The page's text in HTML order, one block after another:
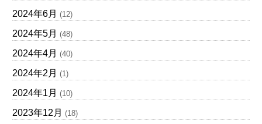
2024年6月 (12)
2024年5月 (48)
2024年4月 (40)
2024年2月 (1)
2024年1月 (10)
2023年12月 (18)